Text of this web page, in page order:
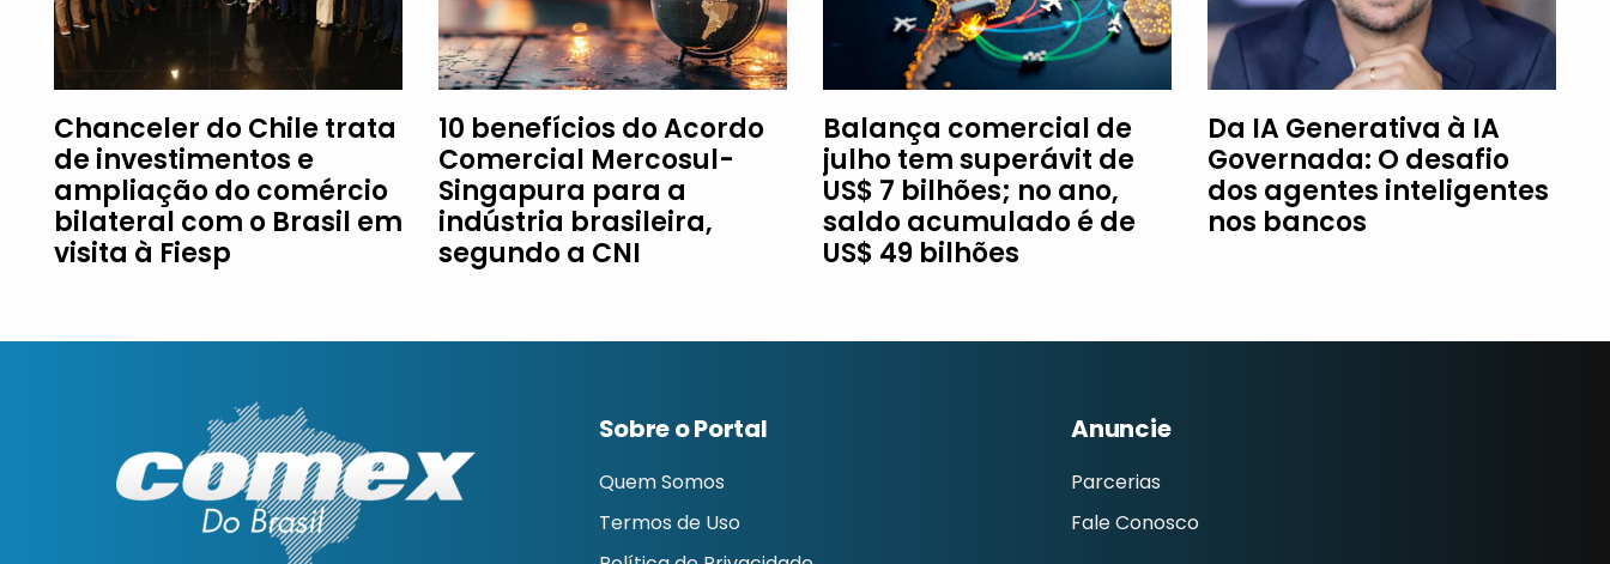
Chanceler do Chile trata
de investimentos e
ampliação do comércio
bilateral com o Brasil em
visita à Fiesp
10 benefícios do Acordo
Comercial Mercosul-
Singapura para a
indústria brasileira,
segundo a CNI
Balança comercial de
julho tem superávit de
US$ 7 bilhões; no ano,
saldo acumulado é de
US$ 49 bilhões
Da IA Generativa à IA
Governada: O desafio
dos agentes inteligentes
nos bancos
Sobre o Portal
Quem Somos
Termos de Uso
Anuncie
Parcerias
Fale Conosco